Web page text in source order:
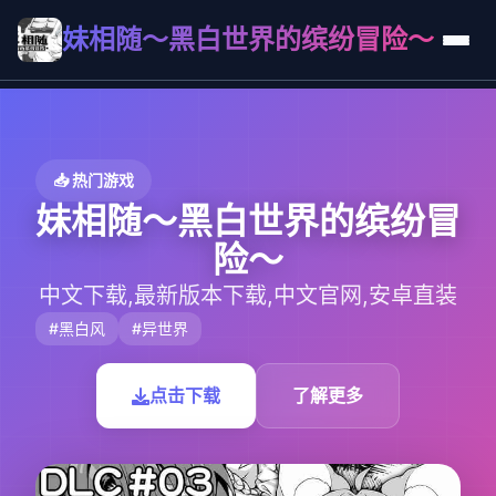
妹相随～黑白世界的缤纷冒险～
📥 热门游戏
妹相随～黑白世界的缤纷冒
险～
中文下载,最新版本下载,中文官网,安卓直装
#黑白风 #异世界
点击下载 了解更多